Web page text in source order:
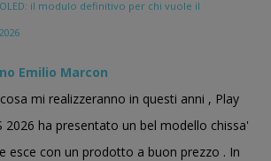
il modulo definitivo per chi vuole il
Emilio Marcon
mi realizzeranno in questi anni , Play
2026 ha presentato un bel modello chissa'
esce con un prodotto a buon prezzo . In